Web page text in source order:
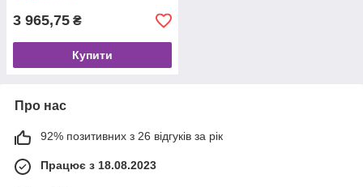
3 965,75 ₴
Купити
Про нас
92% позитивних з 26 відгуків за рік
Працює з 18.08.2023